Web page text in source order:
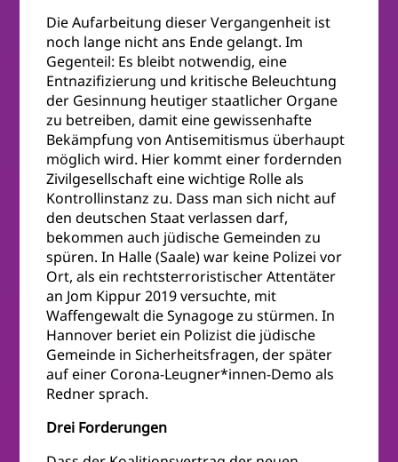
Die Aufarbeitung dieser Vergangenheit ist
noch lange nicht ans Ende gelangt. Im
Gegenteil: Es bleibt notwendig, eine
Entnazifizierung und kritische Beleuchtung
der Gesinnung heutiger staatlicher Organe
zu betreiben, damit eine gewissenhafte
Bekämpfung von Antisemitismus überhaupt
möglich wird. Hier kommt einer fordernden
Zivilgesellschaft eine wichtige Rolle als
Kontrollinstanz zu. Dass man sich nicht auf
den deutschen Staat verlassen darf,
bekommen auch jüdische Gemeinden zu
spüren. In Halle (Saale) war keine Polizei vor
Ort, als ein rechtsterroristischer Attentäter
an Jom Kippur 2019 versuchte, mit
Waffengewalt die Synagoge zu stürmen. In
Hannover beriet ein Polizist die jüdische
Gemeinde in Sicherheitsfragen, der später
auf einer Corona-Leugner*innen-Demo als
Redner sprach.
Drei Forderungen